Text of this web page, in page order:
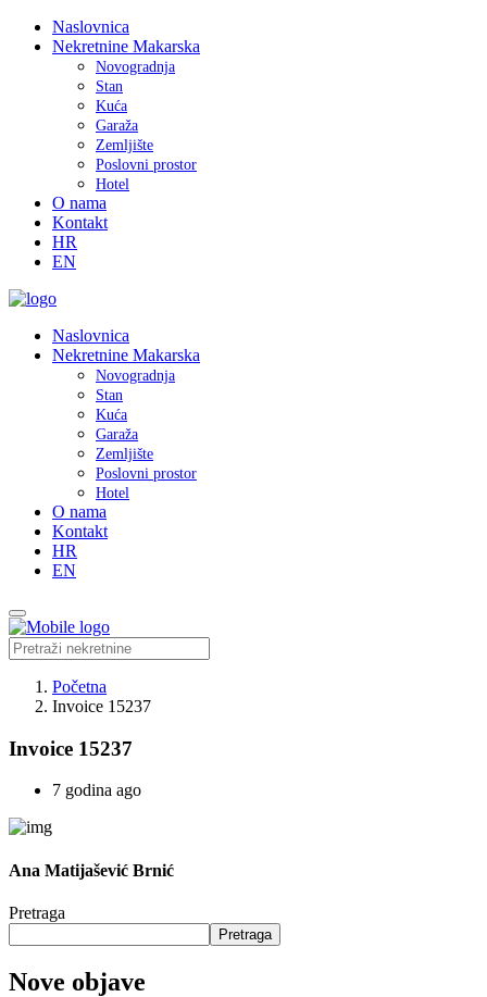
Naslovnica
Nekretnine Makarska
Novogradnja
Stan
Kuća
Garaža
Zemljište
Poslovni prostor
Hotel
O nama
Kontakt
HR
EN
Naslovnica
Nekretnine Makarska
Novogradnja
Stan
Kuća
Garaža
Zemljište
Poslovni prostor
Hotel
O nama
Kontakt
HR
EN
Početna
Invoice 15237
Invoice 15237
7 godina ago
Ana Matijašević Brnić
Pretraga
Pretraga
Nove objave